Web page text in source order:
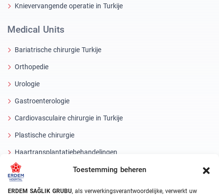
Toestemming beheren
ERDEM SAĞLIK GRUBU, als verwerkingsverantwoordelijke, verwerkt uw
Knievervangende operatie in Turkije
Medical Units
Bariatrische chirurgie Turkije
Orthopedie
Urologie
Gastroenterologie
Cardiovasculaire chirurgie in Turkije
Plastische chirurgie
Haartransplantatiebehandelingen
Tandheelkundige behandelingen Turkije
Laseroog